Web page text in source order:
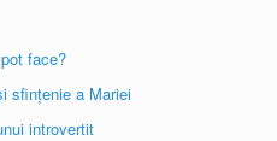
face?
sfințenie a Mariei
introvertit